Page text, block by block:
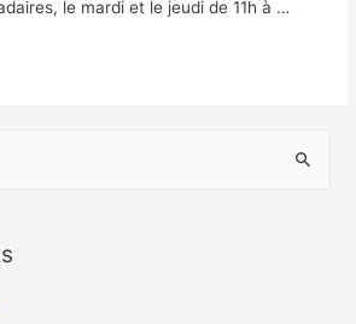
le mardi et le jeudi de 11h à …